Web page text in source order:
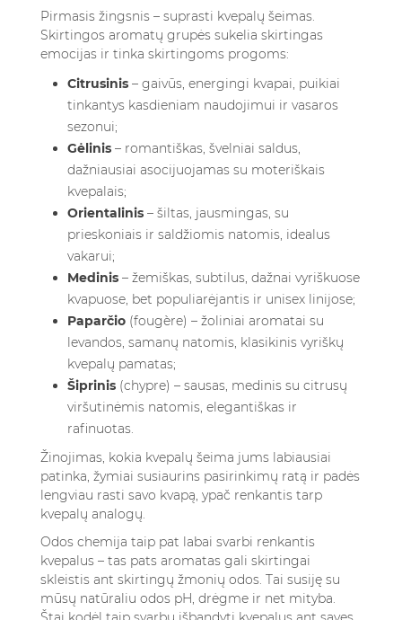
Pirmasis žingsnis – suprasti kvepalų šeimas.
Skirtingos aromatų grupės sukelia skirtingas
emocijas ir tinka skirtingoms progoms:
Citrusinis – gaivūs, energingi kvapai, puikiai
tinkantys kasdieniam naudojimui ir vasaros
sezonui;
Gėlinis – romantiškas, švelniai saldus,
dažniausiai asocijuojamas su moteriškais
kvepalais;
Orientalinis – šiltas, jausmingas, su
prieskoniais ir saldžiomis natomis, idealus
vakarui;
Medinis – žemiškas, subtilus, dažnai vyriškuose
kvapuose, bet populiarėjantis ir unisex linijose;
Paparčio (fougère) – žoliniai aromatai su
levandos, samanų natomis, klasikinis vyriškų
kvepalų pamatas;
Šiprinis (chypre) – sausas, medinis su citrusų
viršutinėmis natomis, elegantiškas ir
rafinuotas.
Žinojimas, kokia kvepalų šeima jums labiausiai
patinka, žymiai susiaurins pasirinkimų ratą ir padės
lengviau rasti savo kvapą, ypač renkantis tarp
kvepalų analogų.
Odos chemija taip pat labai svarbi renkantis
kvepalus – tas pats aromatas gali skirtingai
skleistis ant skirtingų žmonių odos. Tai susiję su
mūsų natūraliu odos pH, drėgme ir net mityba.